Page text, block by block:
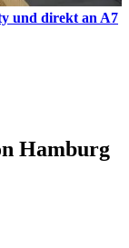
und direkt an A7
Hamburg